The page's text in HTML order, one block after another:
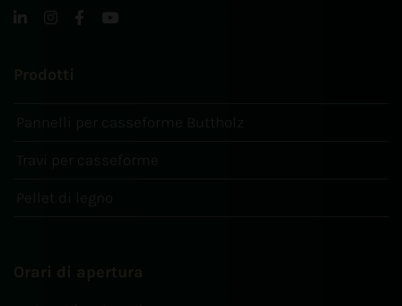
Orari di apertura
Prodotti
Pannelli per casseforme Buttholz
Travi per casseforme
Pellet di legno